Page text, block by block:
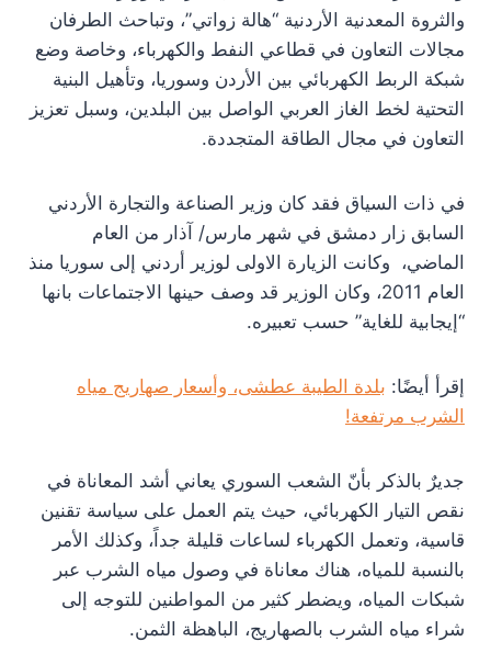
والثروة المعدنية الأردنية “هالة زواتي”، وتباحث الطرفان
مجالات التعاون في قطاعي النفط والكهرباء، وخاصة وضع
شبكة الربط الكهربائي بين الأردن وسوريا، وتأهيل البنية
التحتية لخط الغاز العربي الواصل بين البلدين، وسبل تعزيز
التعاون في مجال الطاقة المتجددة.
في ذات السياق فقد كان وزير الصناعة والتجارة الأردني
السابق زار دمشق في شهر مارس/ آذار من العام
الماضي، وكانت الزيارة الاولى لوزير أردني إلى سوريا منذ
العام 2011، وكان الوزير قد وصف حينها الاجتماعات بانها
“إيجابية للغاية” حسب تعبيره.
إقرأ أيضًا: بلدة الطيبة عطشى، وأسعار صهاريج مياه
الشرب مرتفعة!
جديرٌ بالذكر بأنّ الشعب السوري يعاني أشد المعاناة في
نقص التيار الكهربائي، حيث يتم العمل على سياسة تقنين
قاسية، وتعمل الكهرباء لساعات قليلة جداً، وكذلك الأمر
بالنسبة للمياه، هناك معاناة في وصول مياه الشرب عبر
شبكات المياه، ويضطر كثير من المواطنين للتوجه إلى
شراء مياه الشرب بالصهاريج، الباهظة الثمن.